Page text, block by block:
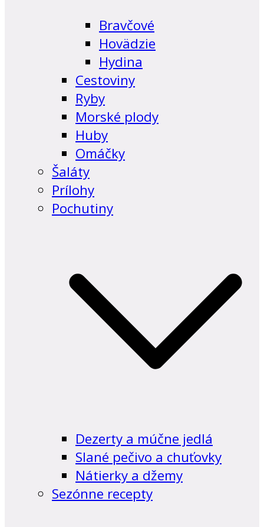
Bravčové
Hovädzie
Hydina
Cestoviny
Ryby
Morské plody
Huby
Omáčky
Šaláty
Prílohy
Pochutiny
Dezerty a múčne jedlá
Slané pečivo a chuťovky
Nátierky a džemy
Sezónne recepty